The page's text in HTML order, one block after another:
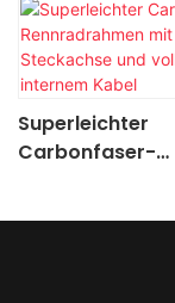
Superleichter
Carbonfaser-